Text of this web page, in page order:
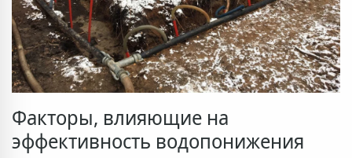
Факторы, влияющие на
эффективность водопонижения